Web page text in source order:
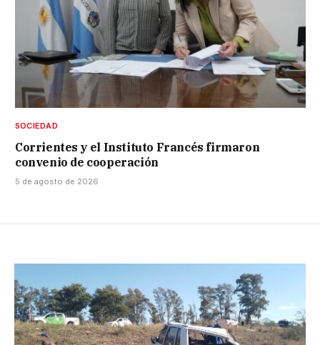
SOCIEDAD
Corrientes y el Instituto Francés firmaron
convenio de cooperación
5 de agosto de 2026